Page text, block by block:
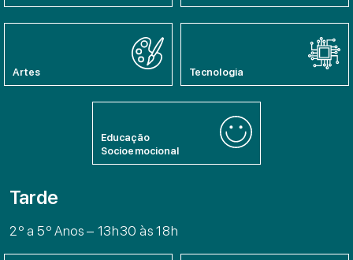
Artes Tecnologia
Educação
Socioemocional
Tarde
2º a 5º Anos – 13h30 às 18h